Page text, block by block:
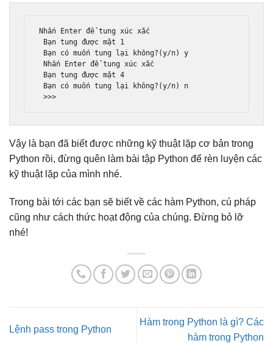
Nhấn Enter để tung xúc xắc
Bạn tung được mặt 1
Bạn có muốn tung lại không?(y/n)
y
Nhấn Enter để tung xúc xắc
Bạn tung được mặt 4
Bạn có muốn tung lại không?(y/n)
n
>>>
Vậy là bạn đã biết được những kỹ thuật lặp cơ bản trong
Python rồi, đừng quên làm bài tập Python để rèn luyện các
kỹ thuật lặp của mình nhé.
Trong bài tới các bạn sẽ biết về các hàm Python, cú pháp
cũng như cách thức hoạt động của chúng. Đừng bỏ lỡ
nhé!
Lệnh pass trong Python
Hàm trong Python là gì? Các
hàm trong Python